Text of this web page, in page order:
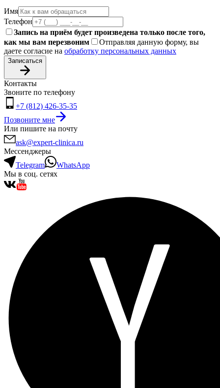
Имя
Телефон
Запись на приём будет произведена только после того,
как мы вам перезвоним
Отправляя данную форму, вы
даете согласие на обработку персональных данных
Записаться
Контакты
Звоните по телефону
+7 (812) 426-35-35
Позвоните мне
Или пишите на почту
ask@expert-clinica.ru
Мессенджеры
Telegram
WhatsApp
Мы в соц. сетях